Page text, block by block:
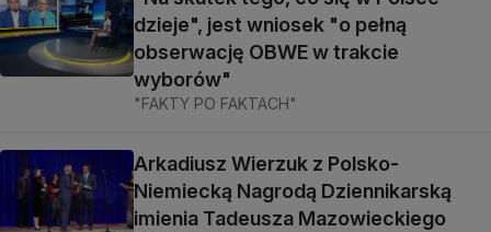
dzieje", jest wniosek "o pełną
obserwację OBWE w trakcie
wyborów"
"FAKTY PO FAKTACH"
Arkadiusz Wierzuk z Polsko-
Niemiecką Nagrodą Dziennikarską
imienia Tadeusza Mazowieckiego